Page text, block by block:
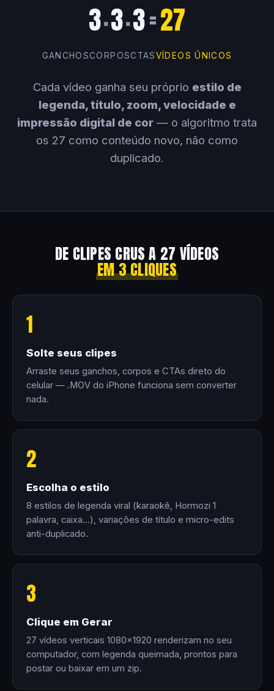
3×3×3=27
GANCHOSCORPOSCTASVÍDEOS ÚNICOS
Cada vídeo ganha seu próprio estilo de
legenda, título, zoom, velocidade e
impressão digital de cor — o algoritmo trata
os 27 como conteúdo novo, não como
duplicado.
DE CLIPES CRUS A 27 VÍDEOS
EM 3 CLIQUES
1
Solte seus clipes
Arraste seus ganchos, corpos e CTAs direto do
celular — .MOV do iPhone funciona sem converter
nada.
2
Escolha o estilo
8 estilos de legenda viral (karaokê, Hormozi 1
palavra, caixa…), variações de título e micro-edits
anti-duplicado.
3
Clique em Gerar
27 vídeos verticais 1080×1920 renderizam no seu
computador, com legenda queimada, prontos para
postar ou baixar em um zip.